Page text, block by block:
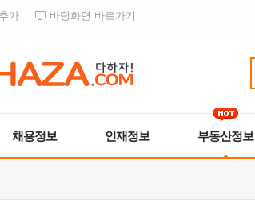
가 바탕화면 바로가기
채용정보 인재정보 부동산정보